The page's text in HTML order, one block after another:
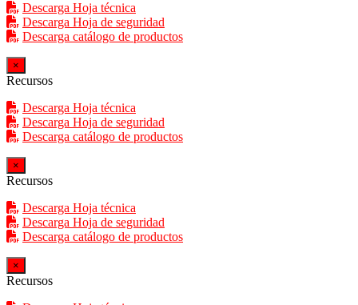
Descarga Hoja técnica
Descarga Hoja de seguridad
Descarga catálogo de productos
×
Recursos
Descarga Hoja técnica
Descarga Hoja de seguridad
Descarga catálogo de productos
×
Recursos
Descarga Hoja técnica
Descarga Hoja de seguridad
Descarga catálogo de productos
×
Recursos